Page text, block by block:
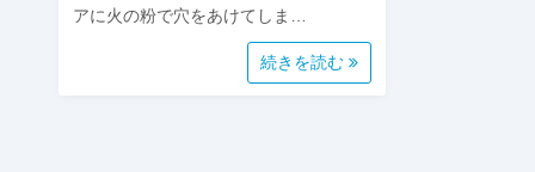
アに火の粉で穴をあけてしま…
続きを読む